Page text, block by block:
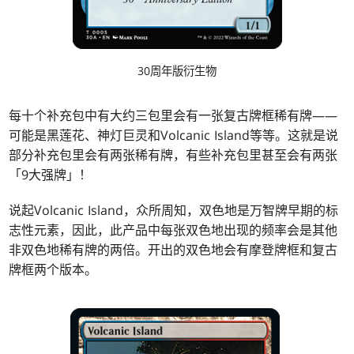
30周年版衍生物
每十个补充包中有大约三包里会有一张复古牌框稀有牌——
可能是黑莲花、神灯巨灵和Volcanic Island等等。这就是说
部分补充包里会有两张稀有牌，有些补充包里甚至会有两张
「9大强牌」！
说起Volcanic Island，众所周知，双色地是万智牌早期的标
志性元素，因此，此产品中每张双色地出现的频率会是其他
非双色地稀有牌的两倍。开出的双色地会有摩登牌框和复古
牌框两个版本。